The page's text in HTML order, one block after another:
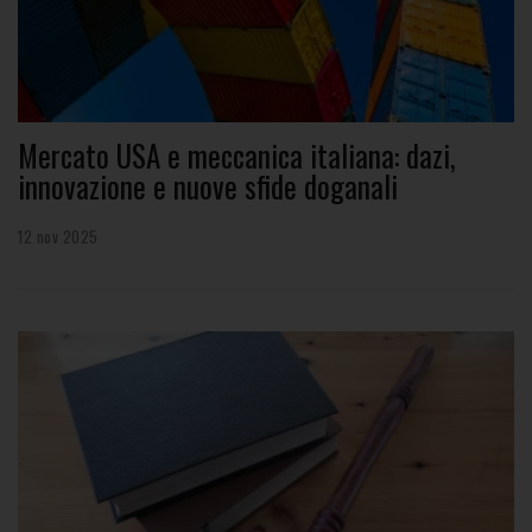
Mercato USA e meccanica italiana: dazi,
innovazione e nuove sfide doganali
12 nov 2025